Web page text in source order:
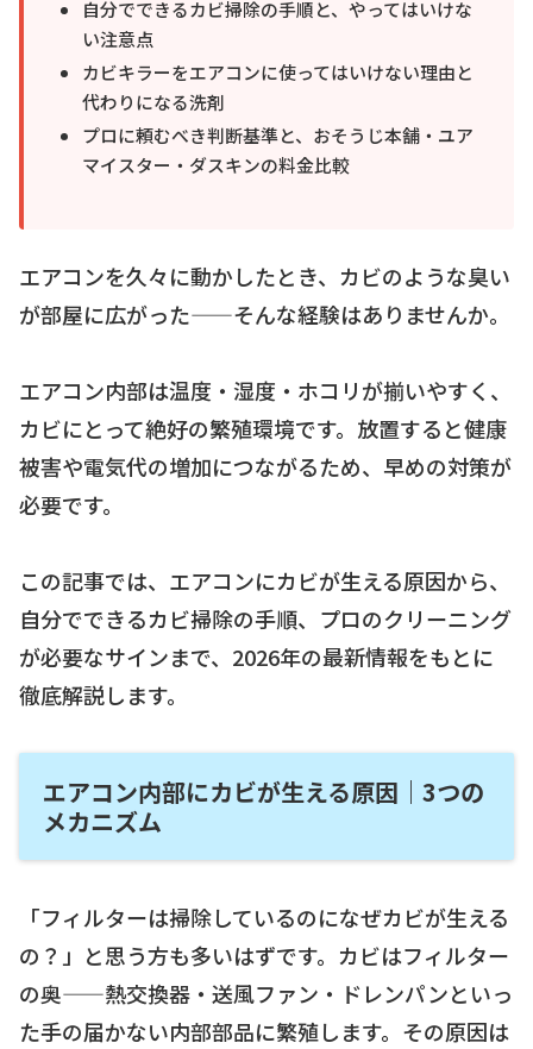
自分でできるカビ掃除の手順と、やってはいけな
い注意点
カビキラーをエアコンに使ってはいけない理由と
代わりになる洗剤
プロに頼むべき判断基準と、おそうじ本舗・ユア
マイスター・ダスキンの料金比較
エアコンを久々に動かしたとき、カビのような臭い
が部屋に広がった——そんな経験はありませんか。
エアコン内部は温度・湿度・ホコリが揃いやすく、
カビにとって絶好の繁殖環境です。放置すると健康
被害や電気代の増加につながるため、早めの対策が
必要です。
この記事では、エアコンにカビが生える原因から、
自分でできるカビ掃除の手順、プロのクリーニング
が必要なサインまで、2026年の最新情報をもとに
徹底解説します。
エアコン内部にカビが生える原因｜3つの
メカニズム
「フィルターは掃除しているのになぜカビが生える
の？」と思う方も多いはずです。カビはフィルター
の奥——熱交換器・送風ファン・ドレンパンといっ
た手の届かない内部部品に繁殖します。その原因は